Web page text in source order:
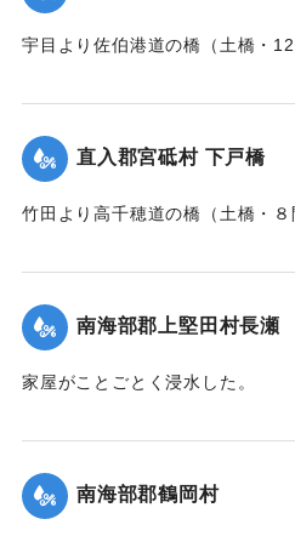
と13日以来、住民の間で協議が
憤慨している。
宇目より佐伯港道の橋（土橋・
｜固有コード: 002680200
直入郡宮砥村 下戸橋
竹田より高千穂道の橋（土橋・
｜固有コード: 002680201
南海部郡上堅田村長瀬
家屋がことごとく浸水した。
｜固有コード:
南海部郡鶴岡村